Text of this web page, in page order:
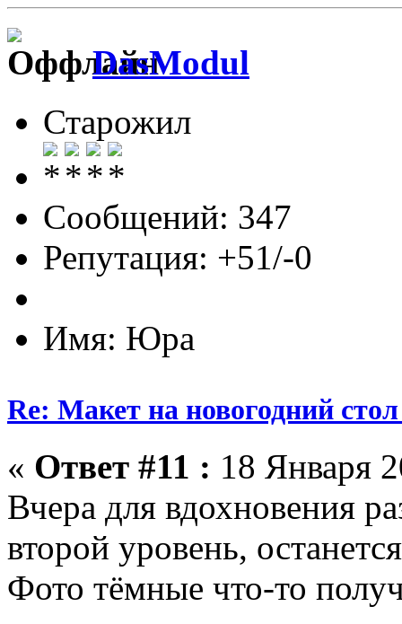
DasModul
Старожил
Сообщений: 347
Репутация: +51/-0
Имя: Юра
Re: Макет на новогодний
« Ответ #11 : 18 Января
Вчера для вдохновения
второй уровень,
Фото тёмные что-то